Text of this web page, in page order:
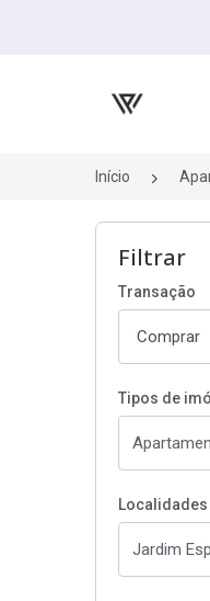
Página inicial
Início
Filtrar
Transação
Tipos de
Localidades